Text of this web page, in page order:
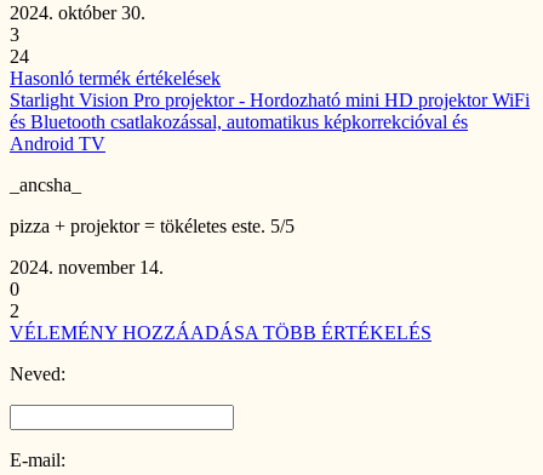
2024. október 30.
3
24
Hasonló termék értékelések
Starlight Vision Pro projektor - Hordozható mini HD projektor WiFi
és Bluetooth csatlakozással, automatikus képkorrekcióval és
Android TV
_ancsha_
pizza + projektor = tökéletes este. 5/5
2024. november 14.
0
2
VÉLEMÉNY HOZZÁADÁSA TÖBB ÉRTÉKELÉS
Neved:
E-mail: